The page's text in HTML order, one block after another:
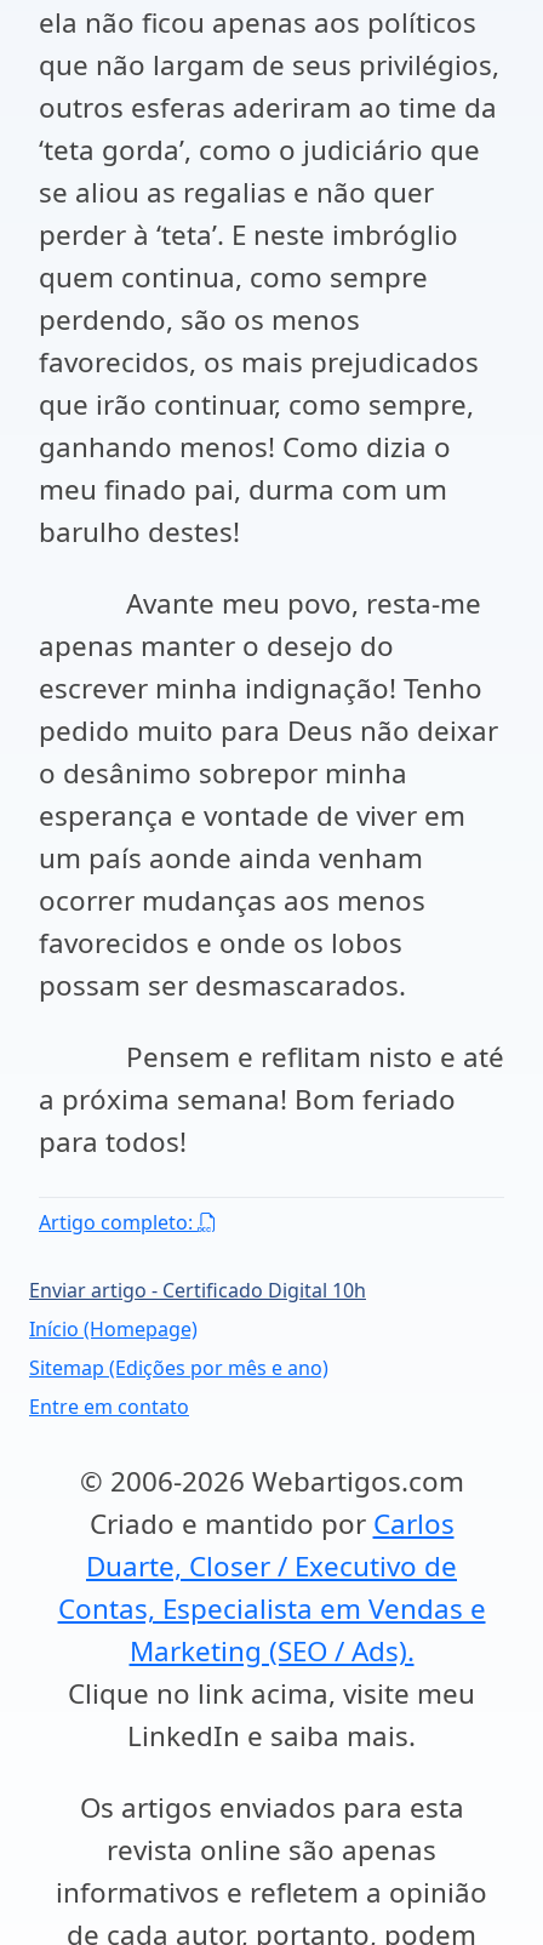
ela não ficou apenas aos políticos
que não largam de seus privilégios,
outros esferas aderiram ao time da
‘teta gorda’, como o judiciário que
se aliou as regalias e não quer
perder à ‘teta’. E neste imbróglio
quem continua, como sempre
perdendo, são os menos
favorecidos, os mais prejudicados
que irão continuar, como sempre,
ganhando menos! Como dizia o
meu finado pai, durma com um
barulho destes!
Avante meu povo, resta-me
apenas manter o desejo do
escrever minha indignação! Tenho
pedido muito para Deus não deixar
o desânimo sobrepor minha
esperança e vontade de viver em
um país aonde ainda venham
ocorrer mudanças aos menos
favorecidos e onde os lobos
possam ser desmascarados.
Pensem e reflitam nisto e até
a próxima semana! Bom feriado
para todos!
Artigo completo:
Enviar artigo - Certificado Digital 10h
Início (Homepage)
Sitemap (Edições por mês e ano)
Entre em contato
© 2006-2026 Webartigos.com
Criado e mantido por Carlos
Duarte, Closer / Executivo de
Contas, Especialista em Vendas e
Marketing (SEO / Ads).
Clique no link acima, visite meu
LinkedIn e saiba mais.
Os artigos enviados para esta
revista online são apenas
informativos e refletem a opinião
de cada autor, portanto, podem